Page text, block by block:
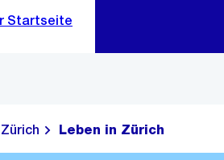
ein
Leben in Zürich